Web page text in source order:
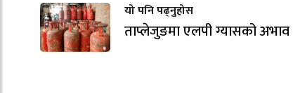
यो पनि पढ्नुहोस
ताप्लेजुङमा एलपी ग्यासको अभाव